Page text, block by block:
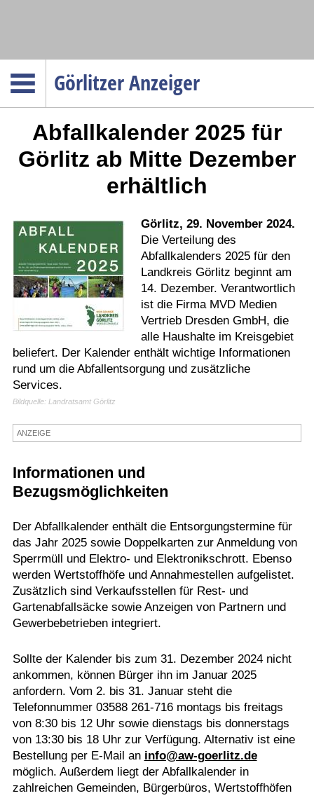
Görlitzer Anzeiger
Menüpunkte
Politik
Gesellschaft
Verkehr
Gesundheit
Kultur
Termine
Kostenlos
Abfallkalender 2025 für
Görlitz ab Mitte Dezember
erhältlich
Görlitz, 29. November 2024.
Die Verteilung des
Abfallkalenders 2025 für den
Landkreis Görlitz beginnt am
14. Dezember. Verantwortlich
ist die Firma MVD Medien
Vertrieb Dresden GmbH, die
alle Haushalte im Kreisgebiet
beliefert. Der Kalender enthält wichtige Informationen
rund um die Abfallentsorgung und zusätzliche
Services.
Bildquelle: Landratsamt Görlitz
ANZEIGE
Informationen und
Bezugsmöglichkeiten
Der Abfallkalender enthält die Entsorgungstermine für
das Jahr 2025 sowie Doppelkarten zur Anmeldung von
Sperrmüll und Elektro- und Elektronikschrott. Ebenso
werden Wertstoffhöfe und Annahmestellen aufgelistet.
Zusätzlich sind Verkaufsstellen für Rest- und
Gartenabfallsäcke sowie Anzeigen von Partnern und
Gewerbebetrieben integriert.
Sollte der Kalender bis zum 31. Dezember 2024 nicht
ankommen, können Bürger ihn im Januar 2025
anfordern. Vom 2. bis 31. Januar steht die
Telefonnummer 03588 261-716 montags bis freitags
von 8:30 bis 12 Uhr sowie dienstags bis donnerstags
von 13:30 bis 18 Uhr zur Verfügung. Alternativ ist eine
Bestellung per E-Mail an info@aw-goerlitz.de
möglich. Außerdem liegt der Abfallkalender in
zahlreichen Gemeinden, Bürgerbüros, Wertstoffhöfen